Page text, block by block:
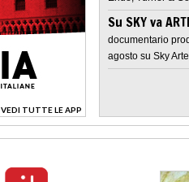
VEDI TUTTE LE APP
>
Su SKY va
documentario
agosto su Sky Arte